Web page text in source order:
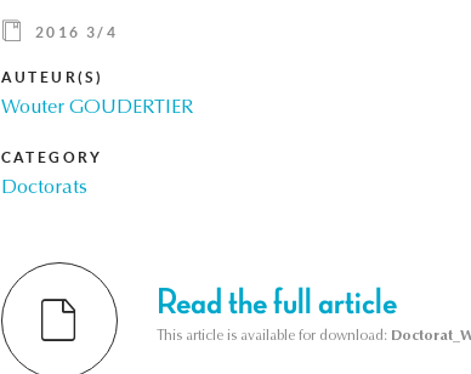
2016 3/4
AUTEUR(S)
Wouter GOUDERTIER
CATEGORY
Doctorats
Read the full article
This article is available for download: